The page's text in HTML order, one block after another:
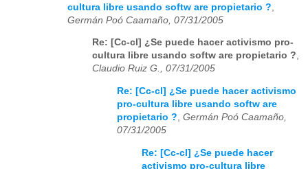
cultura libre usando softw are propietario ?
Germán Poó Caamaño, 07/31/2005
Re: [Cc-cl] ¿Se puede hacer activismo pro-
cultura libre usando softw are propietario ?,
Claudio Ruiz G., 07/31/2005
Re: [Cc-cl] ¿Se puede hacer activismo
pro-cultura libre usando softw are
propietario ?, Germán Poó Caamaño,
07/31/2005
Re: [Cc-cl] ¿Se puede hacer
activismo pro-cultura libre